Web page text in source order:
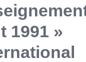
1991 »